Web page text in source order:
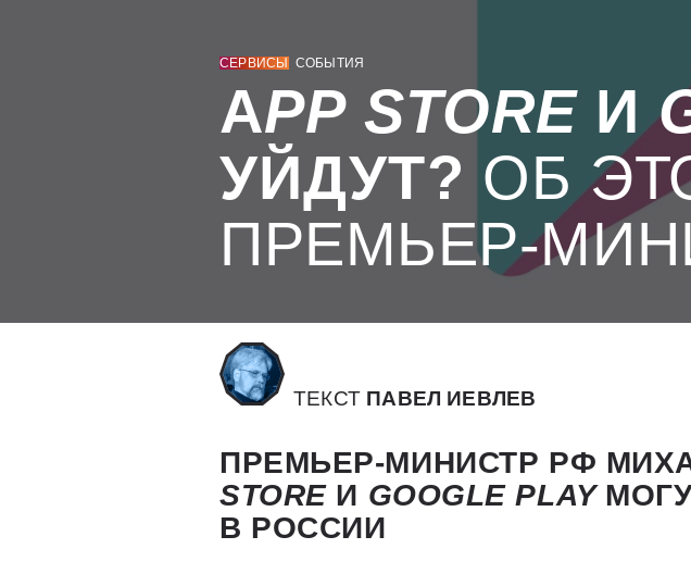
СЕРВИСЫ СОБЫТИЯ
АPP STORE И
УЙДУТ? ОБ
ПРЕМЬЕР-
ТЕКСТ ПАВЕЛ ИЕВЛЕВ
ПРЕМЬЕР-МИНИСТР РФ
STORE И GOOGLEPLAY
В РОССИИ